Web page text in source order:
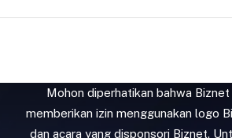
Mohon diperhatikan bahwa
memberikan izin menggunakan logo
dan acara yang disponsori Biznet.